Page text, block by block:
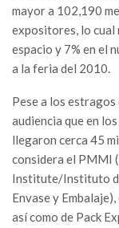
mayor a 102,190
expositores, lo cual
espacio y 7% en el
a la feria del 2010.
Pese a los estragos
audiencia que en
llegaron cerca 45
considera el PMMI
Institute/Instituto
Envase y
así como de Pack